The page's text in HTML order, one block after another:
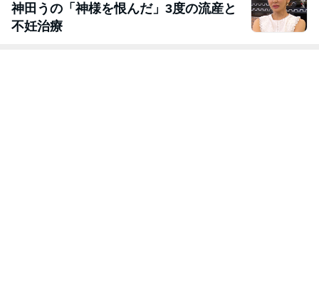
神田うの「神様を恨んだ」3度の流産と
不妊治療